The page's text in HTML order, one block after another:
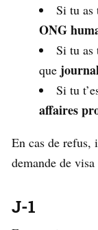
Si tu as
ONG
Si tu as
que
Si tu
affaires
En cas de refus,
demande de
J-1